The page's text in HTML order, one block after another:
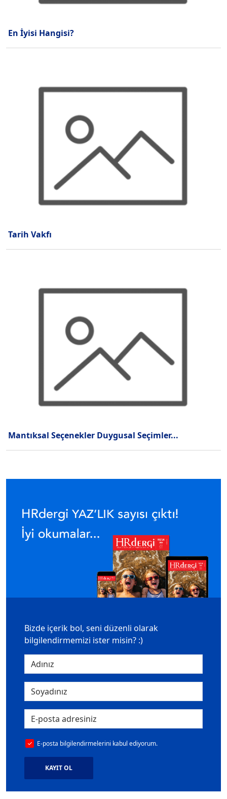
En İyisi Hangisi?
Tarih Vakfı
Mantıksal Seçenekler Duygusal Seçimler...
Bizde içerik bol, seni düzenli olarak
bilgilendirmemizi ister misin? :)
E-posta bilgilendirmelerini kabul ediyorum.
KAYIT OL